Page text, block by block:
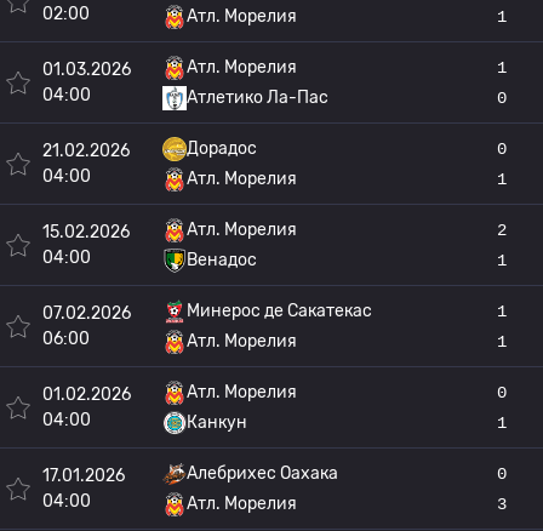
02:00
Атл. Морелия
1
01.03.2026
04:00
Атл. Морелия
Атлетико Ла-Пас
1
0
21.02.2026
04:00
Дорадос
Атл. Морелия
0
1
15.02.2026
04:00
Атл. Морелия
Венадос
2
1
07.02.2026
06:00
Минерос де Сакатекас
Атл. Морелия
1
1
01.02.2026
04:00
Атл. Морелия
Канкун
0
1
17.01.2026
04:00
Алебрихес Оахака
Атл. Морелия
0
3